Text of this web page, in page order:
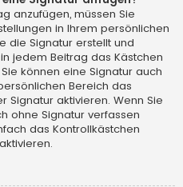
anzufügen, müssen Sie
in Ihrem persönlichen
die Signatur erstellt und
jedem Beitrag das Kästchen
können eine Signatur auch
Bereich das
Signatur aktivieren. Wenn Sie
ohne Signatur verfassen
das Kontrollkästchen